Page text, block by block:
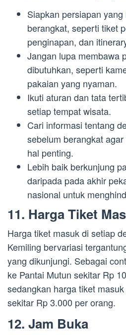
Siapkan persiapan
berangkat, seperti tiket
penginapan, dan
Jangan lupa membawa
dibutuhkan, seperti
pakaian yang nyaman.
Ikuti aturan dan tata
setiap tempat wisata.
Cari informasi tentang
sebelum berangkat
hal penting.
Lebih baik berkunjung
daripada pada akhir
nasional untuk
11. Harga Tiket
Harga tiket masuk di setiap
Kemiling bervariasi
yang dikunjungi. Sebagai
ke Pantai Mutun sekitar Rp
sedangkan harga tiket
sekitar Rp 3.000 per orang.
12. Jam Buka